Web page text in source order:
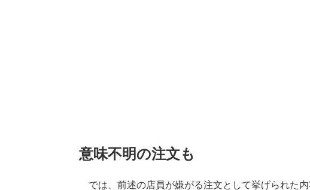
意味不明の注文も
では、前述の店員が嫌がる注文として挙げられた